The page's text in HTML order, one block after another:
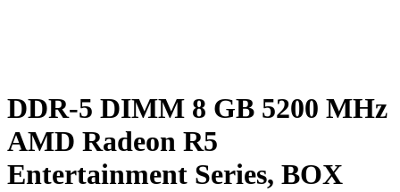
DDR-5 DIMM 8 GB 5200 MHz
AMD Radeon R5
Entertainment Series, BOX